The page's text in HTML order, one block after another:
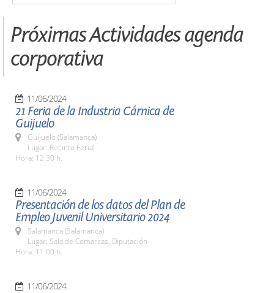
Próximas Actividades agenda
corporativa
11/06/2024
21 Feria de la Industria Cárnica de
Guijuelo
Guijuelo (Salamanca)
Lugar: Recinto Ferial
Hora: 12:30 h.
11/06/2024
Presentación de los datos del Plan de
Empleo Juvenil Universitario 2024
Salamanca (Salamanca)
Lugar: Sala de Comarcas. Diputación
Hora: 11:00 h.
11/06/2024